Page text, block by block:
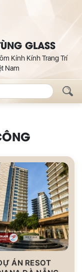
GLASS
Kính Kính Trang Trí
Nam
ÁN RESOT